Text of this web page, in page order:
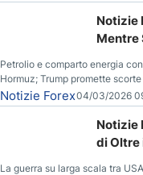
Notizie
Mentre
Petrolio e comparto energia
Hormuz; Trump promette
del gas naturale mette
Notizie Forex04/03/2026
Notizie
di Oltre
La guerra su larga scala tra